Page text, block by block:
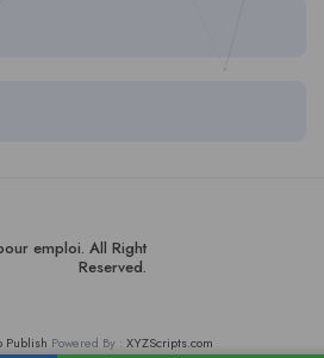
emploi. All Right
Reserved.
Publish Powered By : XYZScripts.com